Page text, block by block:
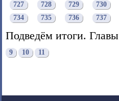
727
728 729 730
734
735 736 737
Подведём итоги. Главы
9 10 11